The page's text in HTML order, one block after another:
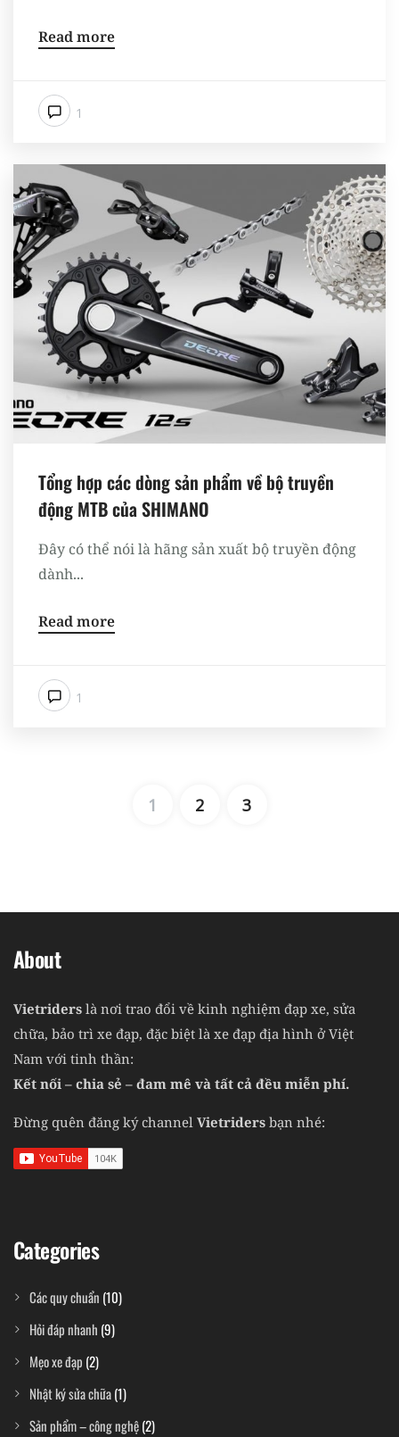
Read more
1
Tổng hợp các dòng sản phẩm về bộ truyền
động MTB của SHIMANO
Đây có thể nói là hãng sản xuất bộ truyền động
dành...
Read more
1
1 2 3
About
Vietriders là nơi trao đổi về kinh nghiệm đạp xe, sửa
chữa, bảo trì xe đạp, đặc biệt là xe đạp địa hình ở Việt
Nam với tinh thần:
Kết nối – chia sẻ – đam mê và tất cả đều miễn phí.
Đừng quên đăng ký channel Vietriders bạn nhé:
Categories
Các quy chuẩn (10)
Hỏi đáp nhanh (9)
Mẹo xe đạp (2)
Nhật ký sửa chữa(1)
Sản phẩm – công nghệ(2)